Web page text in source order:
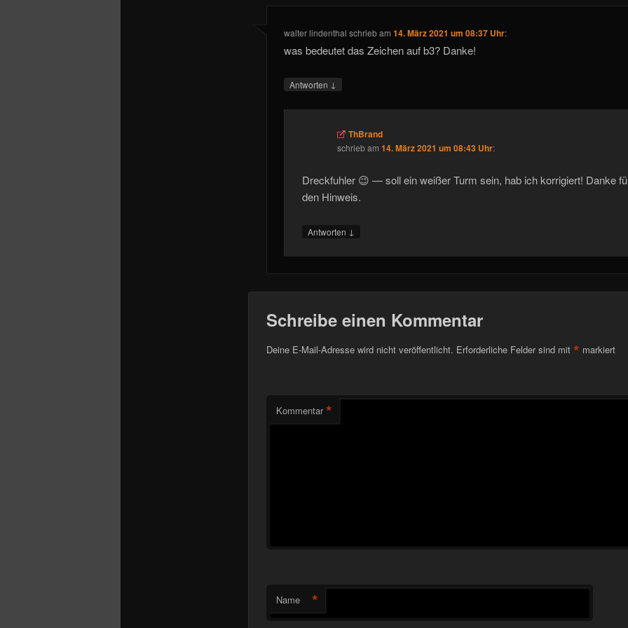
walter lindenthal schriebam14. März 2021 um 08:37 Uhr:
was bedeutet das Zeichen auf b3? Danke!
Antworten ↓
ThBrand
schriebam 14. März 2021 um 08:43 Uhr:
Dreckfuhler 😉 — soll ein weißer Turm sein, hab ich korrigiert! Danke
den Hinweis.
Antworten ↓
Schreibe einen Kommentar
Deine E-Mail-Adresse wird nicht veröffentlicht. Erforderliche Felder sind mit * markiert
Kommentar *
Name *